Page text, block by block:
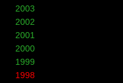
2003
2002
2001
2000
1999
1998